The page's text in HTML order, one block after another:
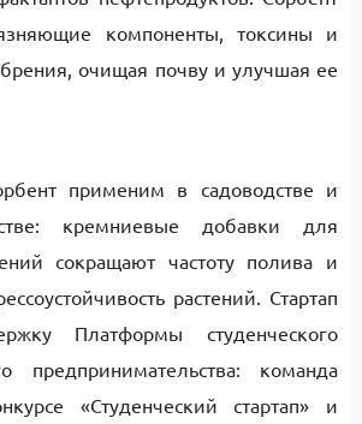
компоненты, токсины и
очищая почву и улучшая ее
применим в садоводстве и
кремниевые добавки для
сокращают частоту полива и
растений. Стартап
Платформы студенческого
предпринимательства: команда
«Студенческий стартап» и